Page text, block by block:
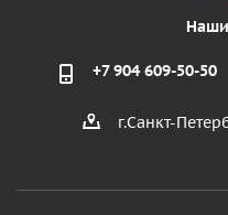
+7 904 609-50-50
г.Санкт-